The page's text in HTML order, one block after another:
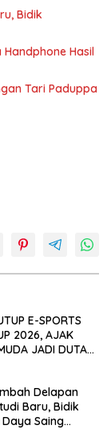
Bidik
Hasil
Tari Paduppa
E-SPORTS
2026, AJAK
JADI DUTA
Delapan
Baru, Bidik
Saing